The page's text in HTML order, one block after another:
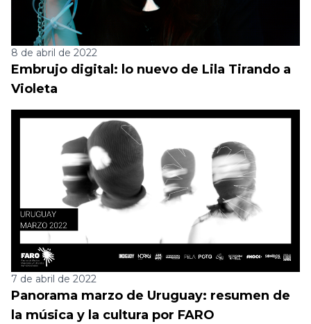
8 de abril de 2022
Embrujo digital: lo nuevo de Lila Tirando a
Violeta
7 de abril de 2022
Panorama marzo de Uruguay: resumen de
la música y la cultura por FARO